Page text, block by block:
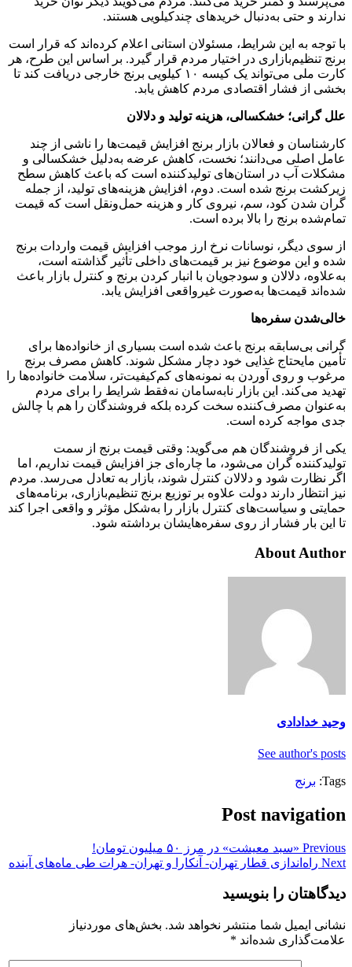
ندارند و حتی به‌دنبال خرید‌های چندکیلویی هستند.
با توجه به این شرایط، مسئولان استانی اعلام کرده‌اند که قرار است
برنج تنظیم‌بازاری در اختیار مردم قرار گیرد. بر اساس این طرح، هر
کارت ملی می‌تواند یک کیسه ۱۰ کیلویی برنج خارجی دریافت کند تا
بخشی از فشار اقتصادی مردم کاهش یابد.
علل گرانی؛ خشکسالی، هزینه تولید و دلالان
کارشناسان و فعالان بازار برنج افزایش قیمت‌ها را ناشی از چند
عامل اصلی می‌دانند؛ نخست، کاهش عرضه به‌دلیل خشکسالی و
مشکلات آب در استان‌های تولیدکننده است که باعث کاهش سطح
زیرکشت برنج شده است. دوم، افزایش هزینه‌های تولید، از جمله
گران شدن کود، سم، نیروی کار و هزینه حمل‌ونقل است که قیمت
تمام‌شده برنج را بالا برده است.
از سوی دیگر، نوسانات نرخ ارز موجب افزایش قیمت واردات برنج
شده و این موضوع نیز بر قیمت‌های داخلی تأثیر گذاشته است،
به‌علاوه، دلالان و سودجویان با انبار کردن برنج و کنترل بازار باعث
شده‌اند قیمت‌ها به‌صورت غیرواقعی افزایش یابد.
خالی‌شدن سفره‌ها
گرانی بی‌سابقه برنج باعث شده است بسیاری از خانواده‌ها برای
تأمین مایحتاج غذایی خود دچار مشکل شوند. کاهش مصرف برنج
مرغوب و روی آوردن به نمونه‌های کم‌کیفیت‌تر، سلامت خانواده‌ها را
تهدید می‌کند. این بازار نابه‌سامان نه‌فقط شرایط را برای مردم
به‌عنوان مصرف‌کننده سخت کرده بلکه فروشندگان را هم با چالش
جدی مواجه کرده است.
یکی از فروشندگان هم می‌گوید: وقتی قیمت برنج از سمت
تولیدکننده گران می‌شود، ما چاره‌ای جز افزایش قیمت نداریم، اما
اگر نظارت شود و دلالان کنترل شوند، بازار به تعادل می‌رسد. مردم
نیز انتظار دارند دولت علاوه بر توزیع برنج تنظیم‌بازاری، برنامه‌های
حمایتی و سیاست‌های کنترل بازار را به‌شکل مؤثر و واقعی اجرا کند
تا این بار فشار از روی سفره‌هایشان برداشته شود.
About Author
وحید خدادادی
See author's posts
Tags: برنج
Post navigation
Previous «سبد معیشت» در مرز ۵۰ میلیون تومان!
Next راه‌اندازی قطار تهران- آنکارا و تهران- هرات طی ماه‌های آینده
دیدگاهتان را بنویسید
نشانی ایمیل شما منتشر نخواهد شد. بخش‌های موردنیاز
علامت‌گذاری شده‌اند *